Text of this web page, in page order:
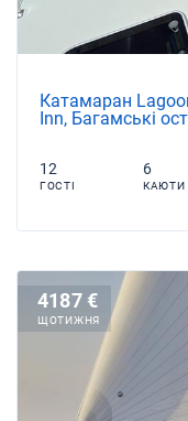
Катамаран
Inn, Багамські
12
ГОСТІ
6
КАЮТИ
4187 €
ЩОТИЖНЯ